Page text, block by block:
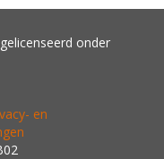
onder
en